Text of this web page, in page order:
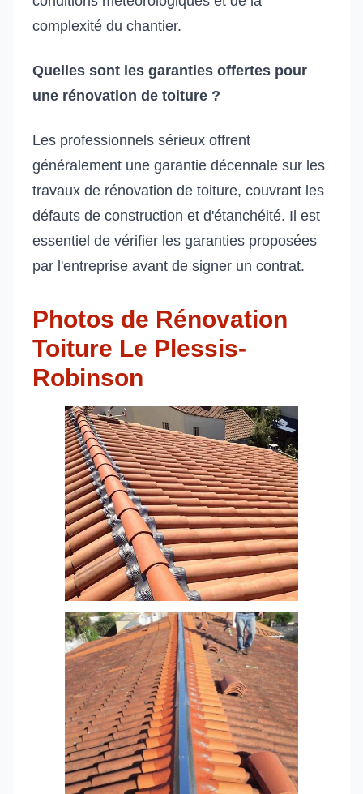
complexité du chantier.
Quelles sont les garanties offertes pour
une rénovation de toiture ?
Les professionnels sérieux offrent
généralement une garantie décennale sur les
travaux de rénovation de toiture, couvrant les
défauts de construction et d'étanchéité. Il est
essentiel de vérifier les garanties proposées
par l'entreprise avant de signer un contrat.
Photos de Rénovation
Toiture Le Plessis-
Robinson